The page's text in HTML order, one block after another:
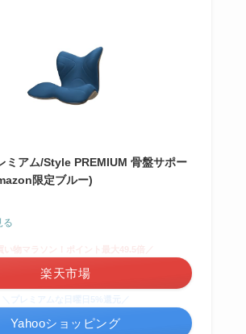
ミアム/Style PREMIUM 骨盤サポー
限定ブルー)
る
楽天市場
Yahooショッピング